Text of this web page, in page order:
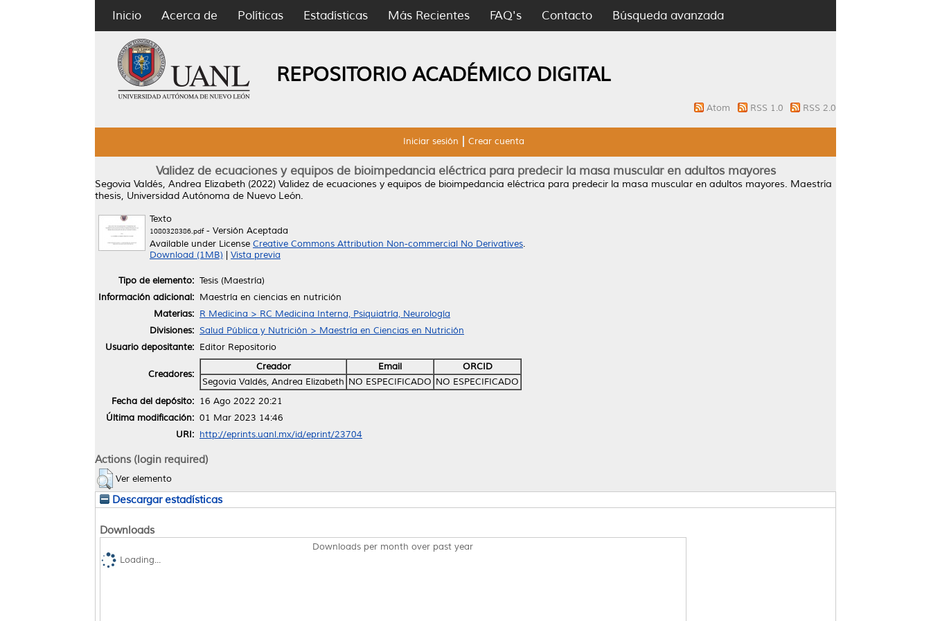
Inicio Acerca de Políticas Estadísticas Más Recientes FAQ's Contacto Búsqueda avanzada
REPOSITORIO ACADÉMICO DIGITAL
Atom RSS 1.0 RSS 2.0
Iniciar sesión Crear cuenta
Validez de ecuaciones y equipos de bioimpedancia eléctrica para predecir la masa muscular en adultos mayores
Segovia Valdés, Andrea Elizabeth (2022) Validez de ecuaciones y equipos de bioimpedancia eléctrica para predecir la masa muscular en adultos mayores. Maestría
thesis, Universidad Autónoma de Nuevo León.
Texto
1080328386.pdf- Versión Aceptada
Available under License Creative Commons Attribution Non-commercial No Derivatives.
Download (1MB)
Vista previa
Tipo de elemento: Tesis (Maestría)
Información adicional: Maestría en ciencias en nutrición
Materias: R Medicina > RC Medicina Interna, Psiquiatría, Neurología
Divisiones: Salud Pública y Nutrición > Maestría en Ciencias en Nutrición
Usuario depositante: Editor Repositorio
Creadores:
Creador Email
ORCID
Segovia Valdés, Andrea Elizabeth NO ESPECIFICADO NO ESPECIFICADO
Fecha del depósito: 16 Ago 2022 20:21
Última modificación: 01 Mar 2023 14:46
URI: http://eprints.uanl.mx/id/eprint/23704
Actions (login required)
Ver elemento
Descargar estadísticas
Downloads
Downloads per month over past year
Loading...